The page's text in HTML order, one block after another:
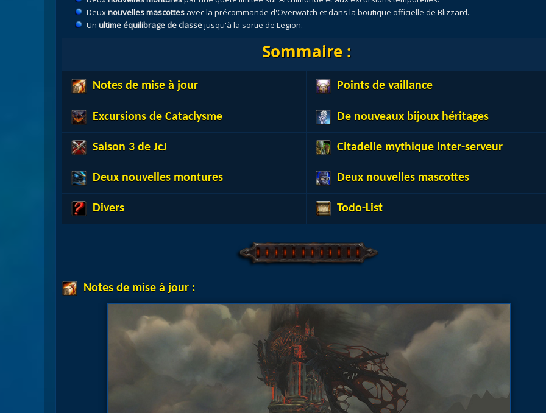
Deuxnouvelles mascottes avec la précommande d'Overwatch et dans la boutique officielle de Blizzard.
Un ultime équilibrage de classejusqu'à la sortie de Legion.
Sommaire :
Notes de mise à jour Points de vaillance
Excursions de Cataclysme De nouveaux bijoux héritages
Saison 3 de JcJ Citadelle mythique inter-serveur
Deux nouvelles montures Deux nouvelles mascottes
Divers Todo-List
Notes de mise à jour :